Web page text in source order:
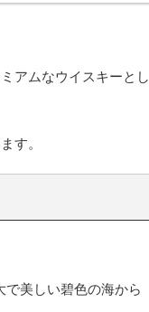
アムなウイスキーとし
す。
美しい碧色の海から